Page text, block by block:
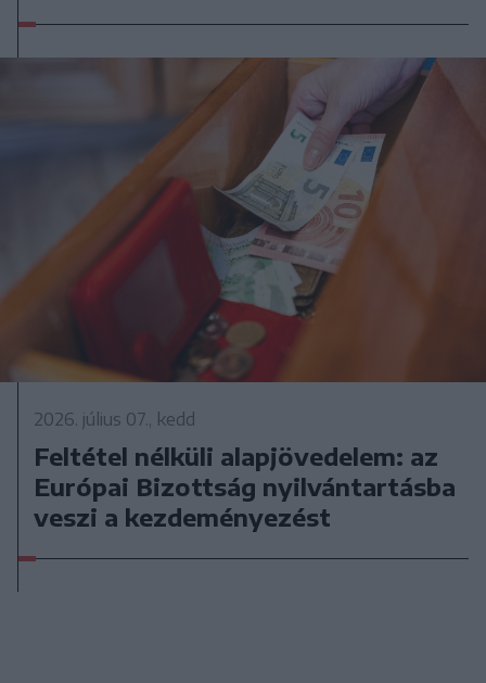
2026. július 07., kedd
Feltétel nélküli alapjövedelem: az
Európai Bizottság nyilvántartásba
veszi a kezdeményezést